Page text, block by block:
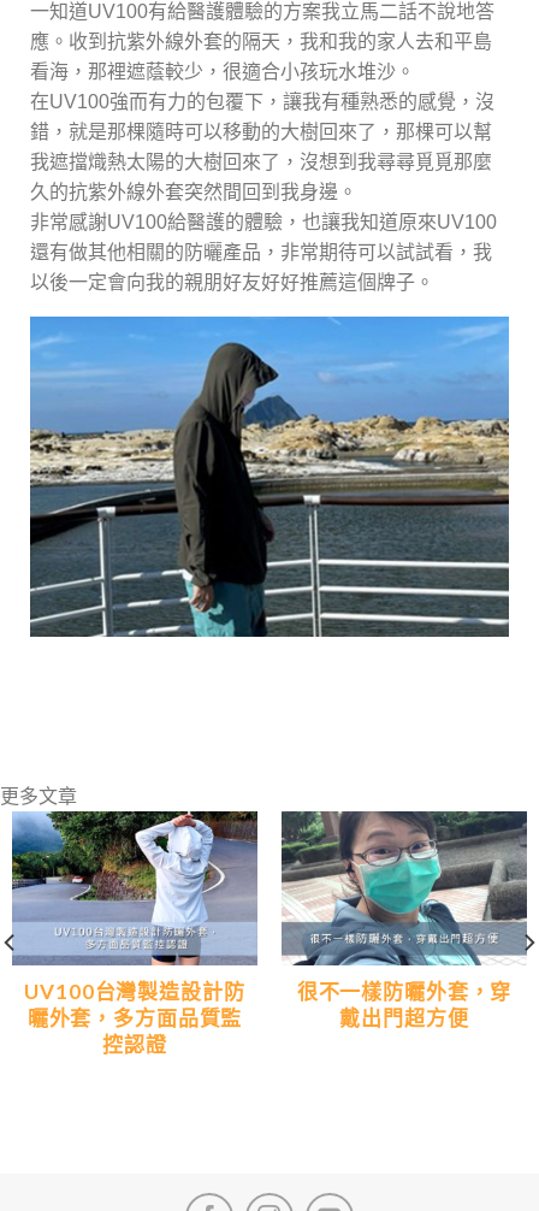
一知道UV100有給醫護體驗的方案我立馬二話不說地答
應。收到抗紫外線外套的隔天，我和我的家人去和平島
看海，那裡遮蔭較少，很適合小孩玩水堆沙。
在UV100強而有力的包覆下，讓我有種熟悉的感覺，沒
錯，就是那棵隨時可以移動的大樹回來了，那棵可以幫
我遮擋熾熱太陽的大樹回來了，沒想到我尋尋覓覓那麼
久的抗紫外線外套突然間回到我身邊。
非常感謝UV100給醫護的體驗，也讓我知道原來UV100
還有做其他相關的防曬產品，非常期待可以試試看，我
以後一定會向我的親朋好友好好推薦這個牌子。
更多文章
UV100台灣製造設計防
曬外套，多方面品質監
控認證
很不一樣防曬外套，穿
戴出門超方便